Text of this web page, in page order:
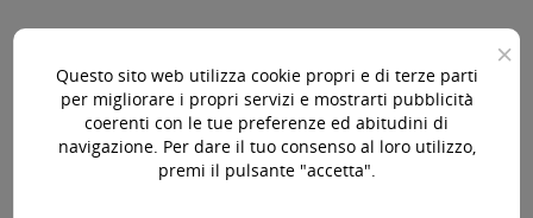
AGGIUNGI AL CARRELLO 
Disponibile
×
Questo sito web utilizza cookie propri e di terze parti
per migliorare i propri servizi e mostrarti pubblicità
coerenti con le tue preferenze ed abitudini di
navigazione. Per dare il tuo consenso al loro utilizzo,
premi il pulsante "accetta".